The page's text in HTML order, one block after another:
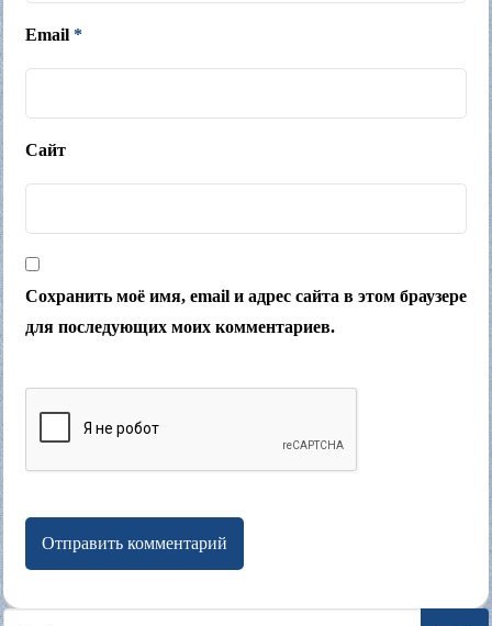
Email *
Сайт
Сохранить моё имя, email и адрес сайта в этом браузере
для последующих моих комментариев.